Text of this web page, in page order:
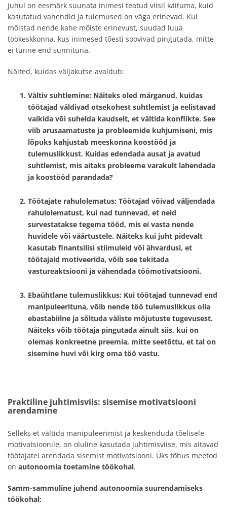
juhul on eesmärk suunata inimesi teatud viisil käituma, kuid
kasutatud vahendid ja tulemused on väga erinevad. Kui
mõistad nende kahe mõiste erinevust, suudad luua
töökeskkonna, kus inimesed tõesti soovivad pingutada, mitte
ei tunne end sunnituna.
Näited, kuidas väljakutse avaldub:
Vältiv suhtlemine: Näiteks oled märganud, kuidas
töötajad väldivad otsekohest suhtlemist ja eelistavad
vaikida või suhelda kaudselt, et vältida konflikte. See
viib arusaamatuste ja probleemide kuhjumiseni, mis
lõpuks kahjustab meeskonna koostööd ja
tulemuslikkust. Kuidas edendada ausat ja avatud
suhtlemist, mis aitaks probleeme varakult lahendada
ja koostööd parandada?
Töötajate rahulolematus: Töötajad võivad väljendada
rahulolematust, kui nad tunnevad, et neid
survestatakse tegema tööd, mis ei vasta nende
huvidele või väärtustele. Näiteks kui juht pidevalt
kasutab finantsilisi stiimuleid või ähvardusi, et
töötajaid motiveerida, võib see tekitada
vastureaktsiooni ja vähendada töömotivatsiooni.
Ebaühtlane tulemuslikkus: Kui töötajad tunnevad end
manipuleerituna, võib nende töö tulemuslikkus olla
ebastabiilne ja sõltuda väliste mõjutuste tugevusest.
Näiteks võib töötaja pingutada ainult siis, kui on
olemas konkreetne preemia, mitte seetõttu, et tal on
sisemine huvi või kirg oma töö vastu.
Praktiline juhtimisviis: sisemise motivatsiooni
arendamine
Selleks et vältida manipuleerimist ja keskenduda tõelisele
motivatsioonile, on oluline kasutada juhtimisviise, mis aitavad
töötajatel arendada sisemist motivatsiooni. Üks tõhus meetod
on autonoomia toetamine töökohal.
Samm-sammuline juhend autonoomia suurendamiseks
töökohal: